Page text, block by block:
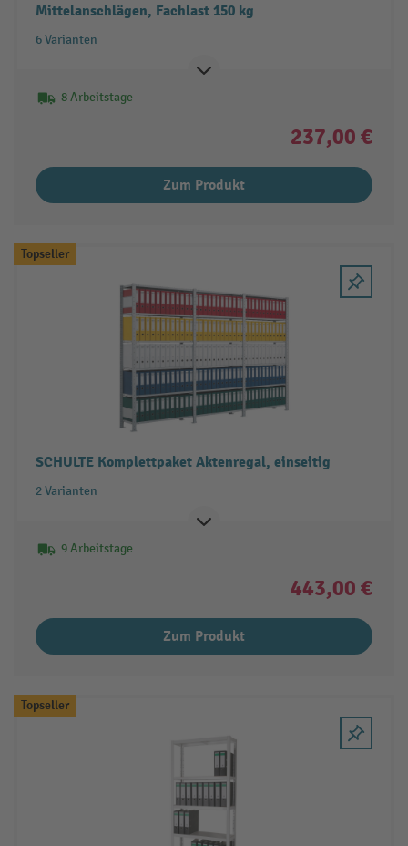
Mittelanschlägen, Fachlast 150 kg
6 Varianten
8 Arbeitstage
237,00 €
Zum Produkt
Topseller
SCHULTE Komplettpaket Aktenregal, einseitig
2 Varianten
9 Arbeitstage
443,00 €
Zum Produkt
Topseller